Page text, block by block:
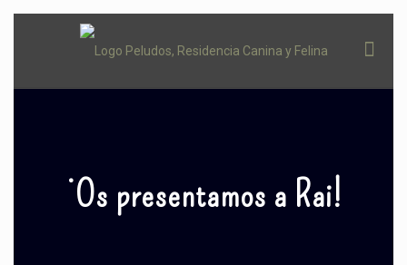
¡Os presentamos a Rai!